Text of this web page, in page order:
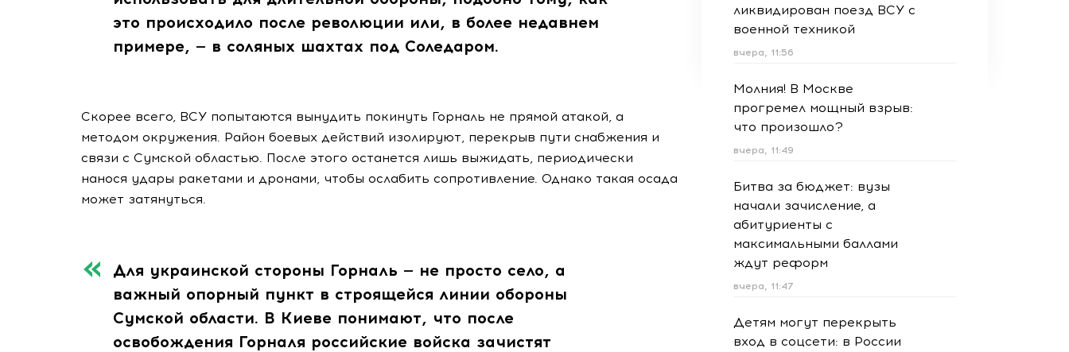
это происходило после революции или, в более недавнем
примере, — в соляных шахтах под Соледаром.
Скорее всего, ВСУ попытаются вынудить покинуть Горналь не прямой атакой, а
методом окружения. Район боевых действий изолируют, перекрыв пути снабжения и
связи с Сумской областью. После этого останется лишь выжидать, периодически
нанося удары ракетами и дронами, чтобы ослабить сопротивление. Однако такая осада
может затянуться.
Для украинской стороны Горналь — не просто село, а
важный опорный пункт в строящейся линии обороны
Сумской области. В Киеве понимают, что после
освобождения Горналя российские войска зачистят
ликвидирован поезд ВСУ с
военной техникой
вчера, 11:56
Молния! В Москве
прогремел мощный взрыв:
что произошло?
вчера, 11:49
Битва за бюджет: вузы
начали зачисление, а
абитуриенты с
максимальными баллами
ждут реформ
вчера, 11:47
Детям могут перекрыть
вход в соцсети: в России